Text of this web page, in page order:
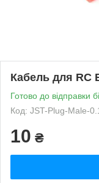
Кабель для RC
Готово до відправки
Код: JST-Plug-Male-
10 ₴